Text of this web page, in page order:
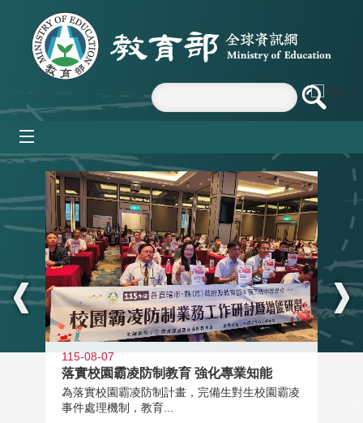
跳到主要內容區塊
:::
115-08-07
落實校園霸凌防制教育 強化專業知能
為落實校園霸凌防制計畫，完備生對生校園霸凌
事件處理機制，教育...